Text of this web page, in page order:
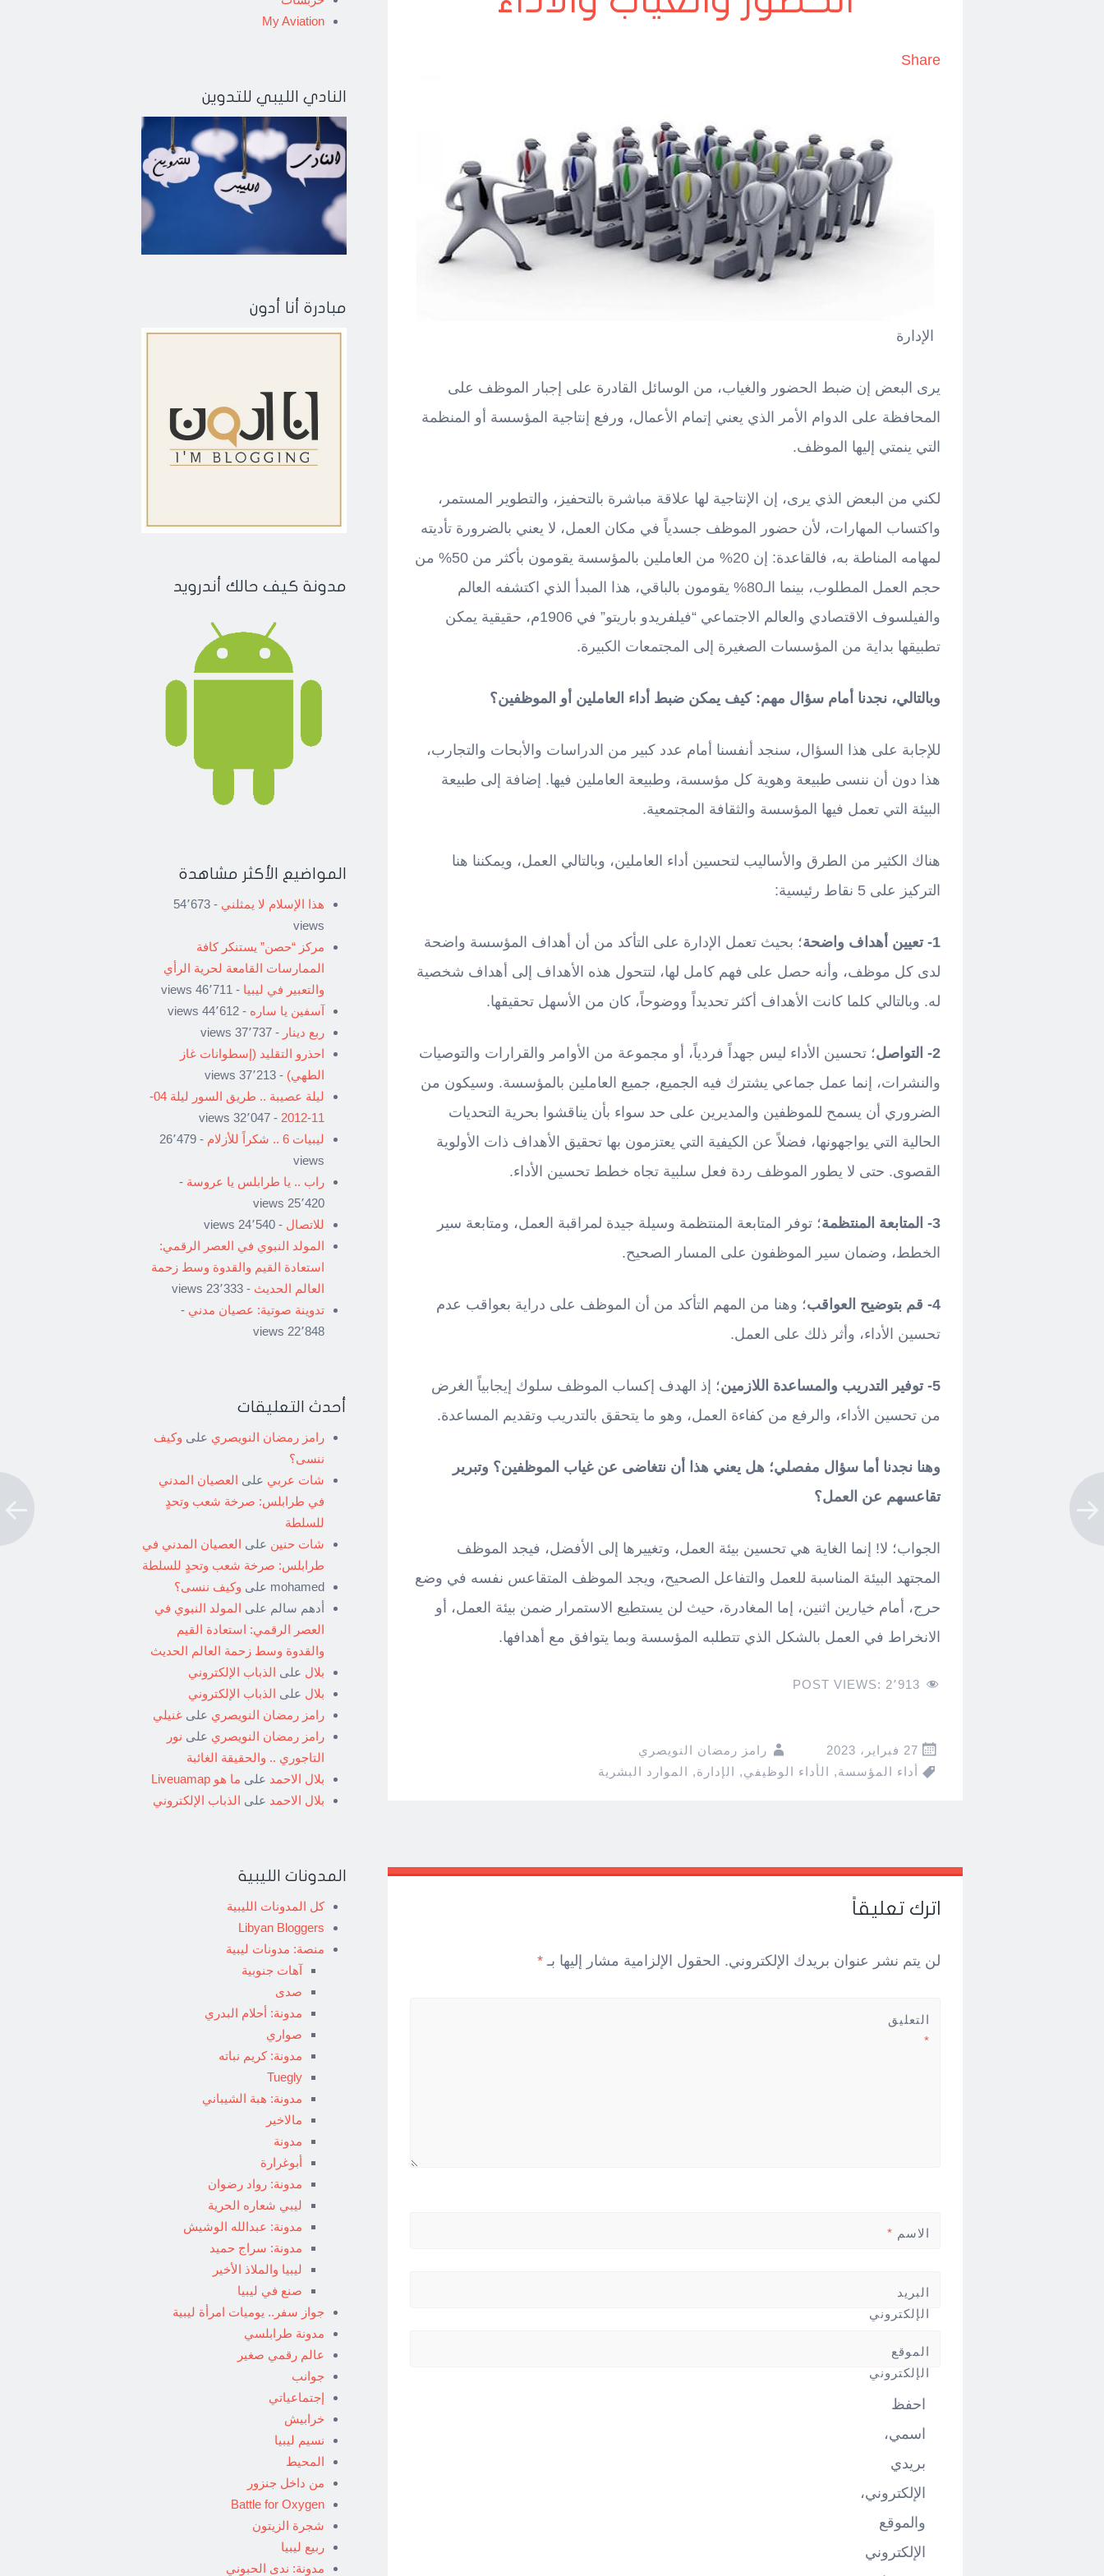
Share
الإدارة
يرى البعض إن ضبط الحضور والغياب، من الوسائل القادرة على إجبار الموظف على
المحافظة على الدوام الأمر الذي يعني إتمام الأعمال، ورفع إنتاجية المؤسسة أو المنظمة
التي ينمتي إليها الموظف.
لكني من البعض الذي يرى، إن الإنتاجية لها علاقة مباشرة بالتحفيز، والتطوير المستمر،
واكتساب المهارات، لأن حضور الموظف جسدياً في مكان العمل، لا يعني بالضرورة تأديته
لمهامه المناطة به، فالقاعدة: إن 20% من العاملين بالمؤسسة يقومون بأكثر من 50% من
حجم العمل المطلوب، بينما الـ80% يقومون بالباقي، هذا المبدأ الذي اكتشفه العالم
والفيلسوف الاقتصادي والعالم الاجتماعي “فيلفريدو باريتو” في 1906م، حقيقية يمكن
تطبيقها بداية من المؤسسات الصغيرة إلى المجتمعات الكبيرة.
وبالتالي، نجدنا أمام سؤال مهم: كيف يمكن ضبط أداء العاملين أو الموظفين؟
للإجابة على هذا السؤال، سنجد أنفسنا أمام عدد كبير من الدراسات والأبحات والتجارب،
هذا دون أن ننسى طبيعة وهوية كل مؤسسة، وطبيعة العاملين فيها. إضافة إلى طبيعة
البيئة التي تعمل فيها المؤسسة والثقافة المجتمعية.
هناك الكثير من الطرق والأساليب لتحسين أداء العاملين، وبالتالي العمل، ويمكننا هنا
التركيز على 5 نقاط رئيسية:
1- تعيين أهداف واضحة
؛ بحيث تعمل الإدارة على التأكد من أن أهداف المؤسسة واضحة
لدى كل موظف، وأنه حصل على فهم كامل لها، لتتحول هذه الأهداف إلى أهداف شخصية
له. وبالتالي كلما كانت الأهداف أكثر تحديداً ووضوحاً، كان من الأسهل تحقيقها.
2- التواصل
؛ تحسين الأداء ليس جهداً فردياً، أو مجموعة من الأوامر والقرارات والتوصيات
والنشرات، إنما عمل جماعي يشترك فيه الجميع، جميع العاملين بالمؤسسة. وسيكون من
الضروري أن يسمح للموظفين والمديرين على حد سواء بأن يناقشوا بحرية التحديات
الحالية التي يواجهونها، فضلاً عن الكيفية التي يعتزمون بها تحقيق الأهداف ذات الأولوية
القصوى. حتى لا يطور الموظف ردة فعل سلبية تجاه خطط تحسين الأداء.
3- المتابعة المنتظمة
؛ توفر المتابعة المنتظمة وسيلة جيدة لمراقبة العمل، ومتابعة سير
الخطط، وضمان سير الموظفون على المسار الصحيح.
4- قم بتوضيح العواقب
؛ وهنا من المهم التأكد من أن الموظف على دراية بعواقب عدم
تحسين الأداء، وأثر ذلك على العمل.
5- توفير التدريب والمساعدة اللازمين
؛ إذ الهدف إكساب الموظف سلوك إيجابياً الغرض
من تحسين الأداء، والرفع من كفاءة العمل، وهو ما يتحقق بالتدريب وتقديم المساعدة.
وهنا نجدنا أما سؤال مفصلي؛ هل يعني هذا أن نتغاضى عن غياب الموظفين؟ وتبرير
تقاعسهم عن العمل؟
الجواب؛ لا! إنما الغاية هي تحسين بيئة العمل، وتغييرها إلى الأفضل، فيجد الموظف
المجتهد البيئة المناسبة للعمل والتفاعل الصحيح، ويجد الموظف المتقاعس نفسه في وضع
حرج، أمام خيارين اثنين، إما المغادرة، حيث لن يستطيع الاستمرار ضمن بيئة العمل، أو
الانخراط في العمل بالشكل الذي تتطلبه المؤسسة وبما يتوافق مع أهدافها.
POST VIEWS: 2٬913
27 فبراير، 2023
رامز رمضان النويصري
أداء المؤسسة, الأداء الوظيفي, الإدارة, الموارد البشرية
Post
navigation ←
→
اترك تعليقاً
لن يتم نشر عنوان بريدك الإلكتروني. الحقول الإلزامية مشار إليها بـ *
التعليق
*
الاسم *
البريد
الإلكتروني
الموقع
الإلكتروني
احفظ
اسمي،
بريدي
الإلكتروني،
والموقع
الإلكتروني
My Aviation
النادي الليبي للتدوين
مبادرة أنا أدون
مدونة كيف حالك أندرويد
المواضيع الأكثر مشاهدة
هذا الإسلام لا يمثلني
- 54٬673
views
مركز “حصن” يستنكر كافة
الممارسات القامعة لحرية الرأي
والتعبير في ليبيا - 46٬711 views
آسفين يا ساره - 44٬612 views
ربع دينار - 37٬737 views
احذرو التقليد (إسطوانات غاز
الطهي) - 37٬213 views
ليلة عصيبة .. طريق السور ليلة 04-
11-2012
- 32٬047 views
ليبيات 6 .. شكراً للأزلام
- 26٬479
views
راب .. يا طرابلس يا عروسة -
25٬420 views
للاتصال - 24٬540 views
المولد النبوي في العصر الرقمي:
استعادة القيم والقدوة وسط زحمة
العالم الحديث - 23٬333 views
تدوينة صوتية: عصيان مدني -
22٬848 views
أحدث التعليقات
رامز رمضان النويصري على وكيف
ننسى؟
شات عربي على العصيان المدني
في طرابلس: صرخة شعب وتحدٍ
للسلطة
شات حنين على العصيان المدني في
طرابلس: صرخة شعب وتحدٍ للسلطة
mohamed على وكيف ننسى؟
أدهم سالم على المولد النبوي في
العصر الرقمي: استعادة القيم
والقدوة وسط زحمة العالم الحديث
بلال على الذباب الإلكتروني
بلال على الذباب الإلكتروني
رامز رمضان النويصري على غنيلي
رامز رمضان النويصري على نور
التاجوري .. والحقيقة الغائبة
بلال الاحمد على ما هو Liveuamap
بلال الاحمد على الذباب الإلكتروني
المدونات الليبية
كل المدونات الليبية
Libyan Bloggers
منصة: مدونات ليبية
آهات جنوبية
صدى
مدونة: أحلام البدري
صواري
مدونة: كريم نباته
Tuegly
مدونة: هبة الشيباني
مالاخير
مدونة
أبوغرارة
مدونة: رواد رضوان
ليبي شعاره الحرية
مدونة: عبدالله الوشيش
مدونة: سراج حميد
ليبيا والملاذ الأخير
صنع في ليبيا
جواز سفر.. يوميات امرأة ليبية
مدونة طرابلسي
عالم رقمي صغير
جوانب
إجتماعياتي
خرابيش
نسيم ليبيا
المحيط
من داخل جنزور
Battle for Oxygen
شجرة الزيتون
ربيع ليبيا
مدونة: ندى الحبوني